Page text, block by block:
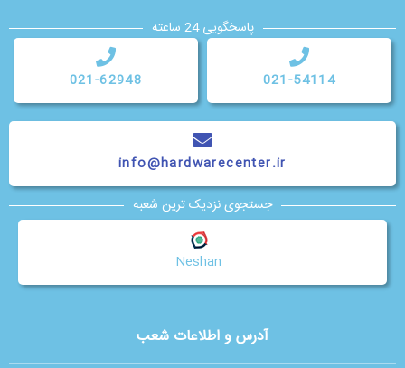
آدرس و اطلاعات شعب
پاسخگویی 24 ساعته
021-54114
021-62948
info@hardwarecenter.ir
جستجوی نزدیک ترین شعبه
Neshan